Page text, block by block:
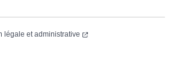
légale et administrative